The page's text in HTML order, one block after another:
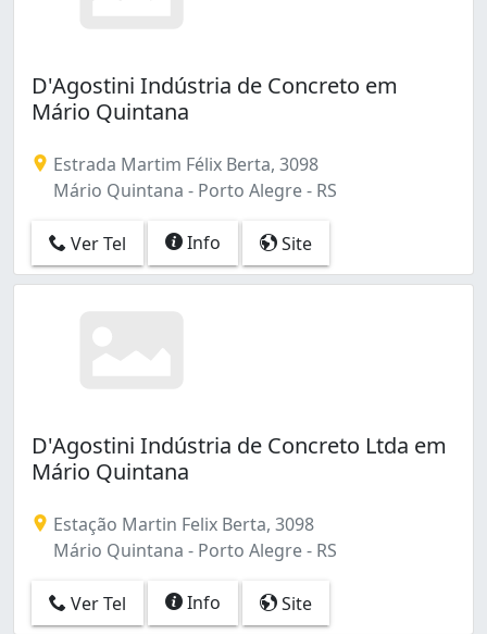
D'Agostini Indústria de Concreto em
Mário Quintana
Estrada Martim Félix Berta, 3098
Mário Quintana - Porto Alegre - RS
Ver Tel Info Site
D'Agostini Indústria de Concreto Ltda em
Mário Quintana
Estação Martin Felix Berta, 3098
Mário Quintana - Porto Alegre - RS
Ver Tel Info Site